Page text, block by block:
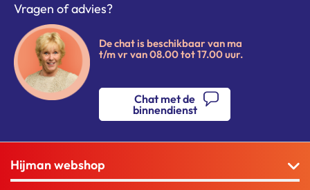
Vragen of advies?
De chat is beschikbaar van ma
t/m vr van 08.00 tot 17.00 uur.
Chat met de
binnendienst
Hijman webshop